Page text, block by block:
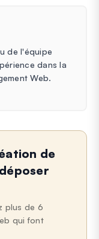
de l'équipe
dans la
Web.
de
plus de 6
qui font